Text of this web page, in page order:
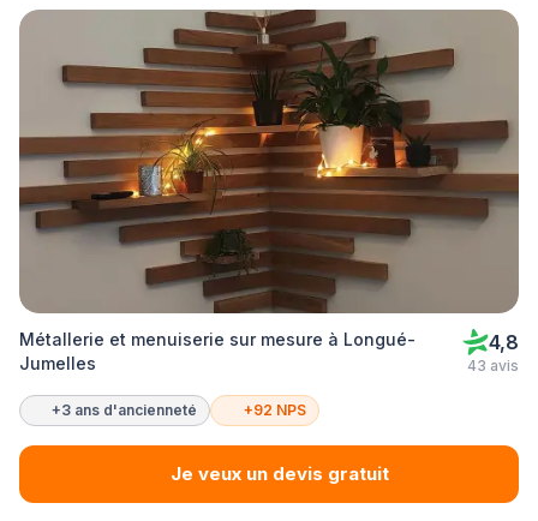
Métallerie et menuiserie sur mesure à Longué-
Jumelles
4,8
43 avis
+3 ans d'ancienneté +92 NPS
Je veux un devis gratuit